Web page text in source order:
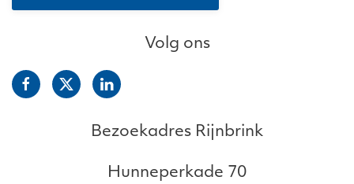
Volg ons
Bezoekadres Rijnbrink
Hunneperkade 70